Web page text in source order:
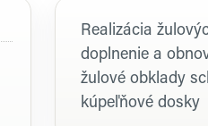
Profil
Realizácia
doplnenie a
žulové obklady
kúpeľňové dosky